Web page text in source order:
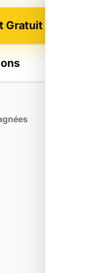
Gratuit